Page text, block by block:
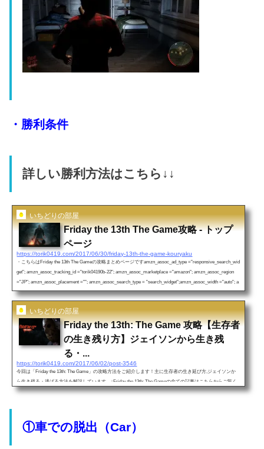
・勝利条件
詳しい勝利方法はこちら↓↓
いちどりの部屋
Friday the 13th The Game攻略 - トップ
ページ
https://torik0419.com/2017/06/30/friday-13th-the-game-kouryaku
・こちらはFriday the 13th The Gameの攻略まとめページですamzn_assoc_ad_type ="responsive_search_wid
get"; amzn_assoc_tracking_id ="torik04190b-22"; amzn_assoc_marketplace ="amazon"; amzn_assoc_region
="JP"; amzn_assoc_placement =""; amzn_assoc_search_type = "search_widget";amzn_assoc_width ="auto"; a
mzn_assoc_height ="auto"; amzn_assoc_default_search_category =""; amzn_assoc_default_search_key ="Frid
a...
いちどりの部屋
Friday the 13th: The Game 攻略【生存者
の生き残り方】ジェイソンから生き残
る・...
https://torik0419.com/2017/06/02/post-3546
今回は「Friday the 13th: The Game」の攻略方法をご紹介します！主に生存者の生き延び方,ジェイソンか
ら生き残る・逃げる方法を解説しています。↓Friday the 13th: The Gameの全ての記事はこちらからご覧く
ださい＾＾ジェイソンの能力解説はこちら↓ジェイソンの能力解説 特殊能力（アビリティー）全ジェイ
大な森の中の家や森の中...
①車での脱出（Car）